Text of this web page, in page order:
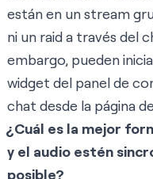
están en un stream
ni un raid a través del
embargo, pueden
widget del panel de
chat desde la página
¿Cuál es la mejor
y el audio estén
posible?